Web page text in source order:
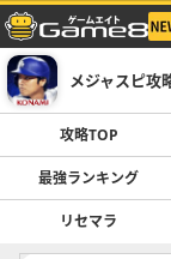
メジャスピ攻
攻略TOP
最強ランキング
リセマラ